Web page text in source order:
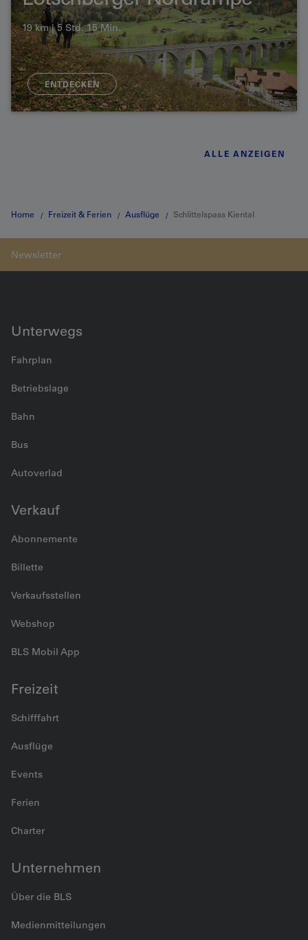
19 km | 5 Std. 15 Min.
ENTDECKEN
ALLE ANZEIGEN
Home Freizeit & Ferien Ausflüge Schlittelspass Kiental
Unterwegs
Fahrplan
Betriebslage
Bahn
Bus
Autoverlad
Verkauf
Abonnemente
Billette
Verkaufsstellen
Webshop
BLS Mobil App
Freizeit
Schifffahrt
Ausflüge
Events
Ferien
Charter
Unternehmen
Über die BLS
Medienmitteilungen